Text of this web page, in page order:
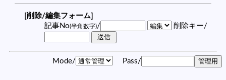
[削除/編集フォーム]
記事No(半角数字)/ 削除キー/
Mode/ Pass/